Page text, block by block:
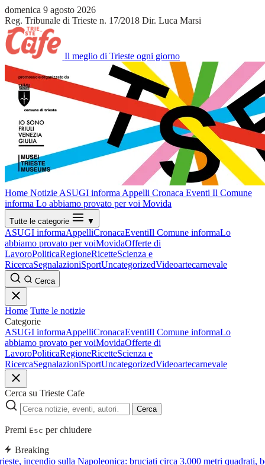
domenica 9 agosto 2026
Reg. Tribunale di Trieste n. 17/2018 Dir. Luca Marsi
Il meglio di Trieste ogni giorno
Home Notizie ASUGI informa Appelli Cronaca Eventi Il Comune
informa Lo abbiamo provato per voi Movida
Tutte le categorie ▼
ASUGI informaAppelliCronacaEventiIl Comune informaLo
abbiamo provato per voiMovidaOfferte di
LavoroPoliticaRegioneRicetteScienza e
RicercaSegnalazioniSportUncategorizedVideoartecarnevale
Cerca
Home Tutte le notizie
Categorie
ASUGI informaAppelliCronacaEventiIl Comune informaLo
abbiamo provato per voiMovidaOfferte di
LavoroPoliticaRegioneRicetteScienza e
RicercaSegnalazioniSportUncategorizedVideoartecarnevale
Cerca su Trieste Cafe
Cerca
Premi Esc per chiudere
Breaking
incendio sulla Napoleonica: bruciati circa 3.000 metri quadrati,